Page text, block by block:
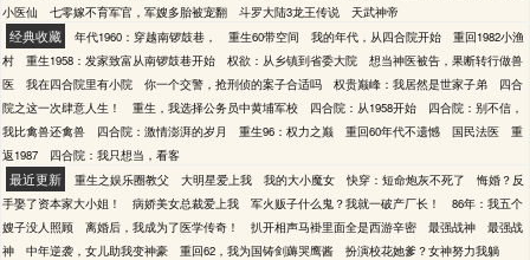
小医仙
七零嫁不育军官，军嫂多胎被宠翻 斗罗大陆3龙王传说 天武神帝
经典收藏 年代1960：穿越南锣鼓巷， 重生60带空间 我的年代，从四合院开始
重回1982小渔
村
重生1958：发家致富从南锣鼓巷开始 权欲：从乡镇到省委大院
想当神医被告，果断转行做兽
医
我在四合院里有小院 你一个交警，抢刑侦的案子合适吗 权贵巅峰：我居然是世家子弟
四合
院之这一次肆意人生！
重生，我选择公务员中黄埔军校 四合院：从1958开始
四合院：别不信，
我比禽兽还禽兽
四合院：激情澎湃的岁月 重生96：权力之巅 重回60年代不遗憾 国民法医
重
返1987
四合院：我只想当，看客
最近更新 重生之娱乐圈教父 大明星爱上我 我的大小魔女 快穿：短命炮灰不死了
悔婚？反
手娶了资本家大小姐！
病娇美女总裁爱上我 军火贩子什么鬼？我就一破产厂长！
86年：我五个
嫂子没人照顾
离婚后，我成为了医学传奇！ 扒开相声马褂里面全是西游辛密 最强战神
最强战
神
中年逆袭，女儿助我变神豪 重回62，我为国铸剑薅哭鹰酱
扮演校花她爹？女神努力我躺